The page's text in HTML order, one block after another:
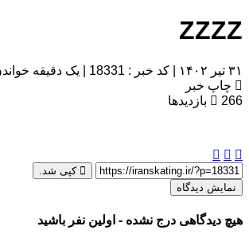
ZZZZ
۳۱ تیر ۱۴۰۲ کد خبر : 18331
یک دقیقه
چاپ خبر
266
بازدیدها
کپی شد.
نمایش دیدگاه
هیچ دیدگاهی درج نشده - اولین نفر باشید